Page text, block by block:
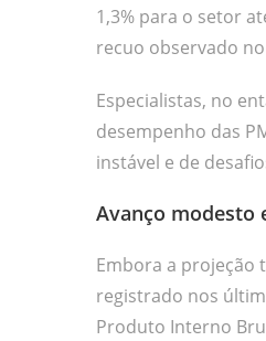
1,3% para o setor
recuo observado
Especialistas, no
desempenho das
instável e de
Avanço modesto
Embora a projeção
registrado nos
Produto Interno